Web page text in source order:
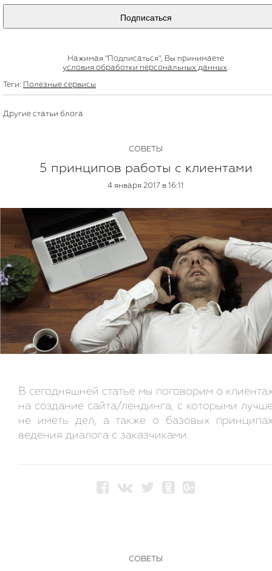
Подписаться
Нажимая "Подписаться", Вы принимаете
условия обработки персональных данных
Теги: Полезные сервисы
Другие статьи блога
СОВЕТЫ
5 принципов работы с клиентами
4 января 2017 в 16:11
В сегодняшней статье мы поговорим о
на создание сайта/лендинга, с которыми
не иметь дел, а также о базовых
ведения диалога с заказчиками.
СОВЕТЫ